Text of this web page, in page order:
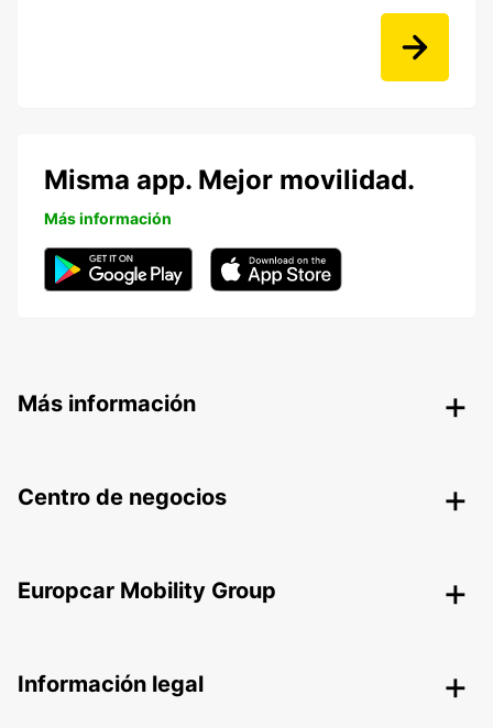
Misma app. Mejor movilidad.
Más información
Más información
Centro de negocios
Europcar Mobility Group
Información legal